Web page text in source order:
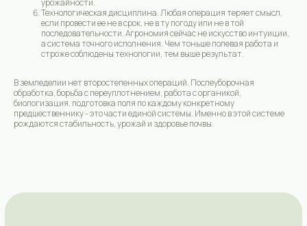
урожайности.
Технологическая дисциплина. Любая операция теряет смысл,
если провести ее не в срок, не в ту погоду или не в той
последовательности. Агрономия сейчас не искусство интуиции,
а система точного исполнения. Чем тоньше полевая работа и
строже соблюдены технологии, тем выше результат.
В земледелии нет второстепенных операций. Послеуборочная
обработка, борьба с переуплотнением, работа с органикой,
биологизация, подготовка поля по каждому конкретному
предшественнику - это части единой системы. Именно в этой системе
рождаются стабильность, урожай и здоровье почвы.